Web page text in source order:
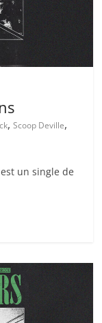
,Scoop Deville,
un single de